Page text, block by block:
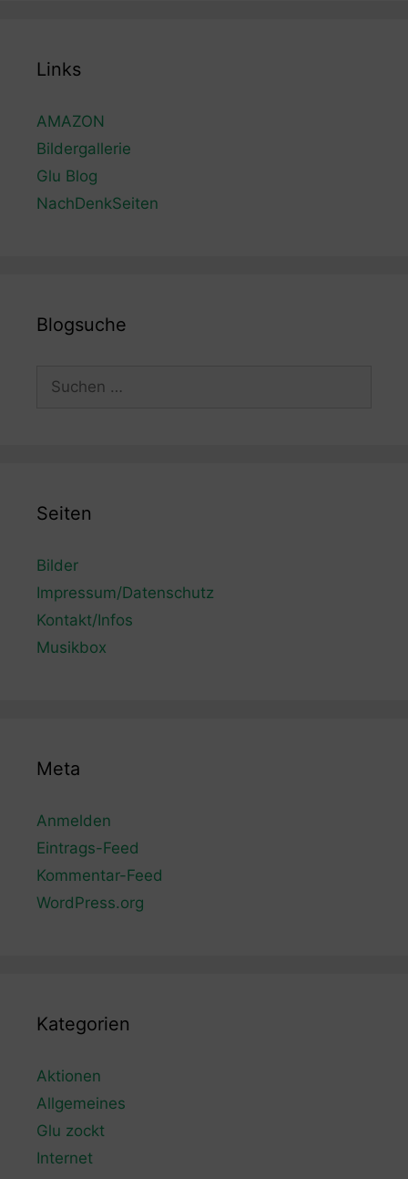
Links
AMAZON
Bildergallerie
Glu Blog
NachDenkSeiten
Blogsuche
Seiten
Bilder
Impressum/Datenschutz
Kontakt/Infos
Musikbox
Meta
Anmelden
Eintrags-Feed
Kommentar-Feed
WordPress.org
Kategorien
Aktionen
Allgemeines
Glu zockt
Internet